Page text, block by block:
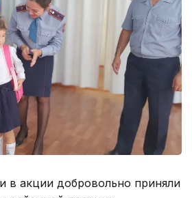
в акции добровольно приняли